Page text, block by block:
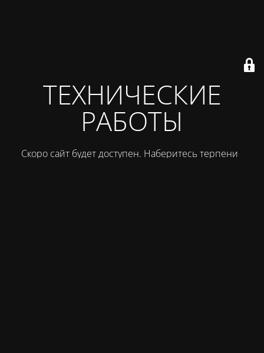
ТЕХНИЧЕСКИЕ
РАБОТЫ
Скоро сайт будет доступен. Наберитесь терпения